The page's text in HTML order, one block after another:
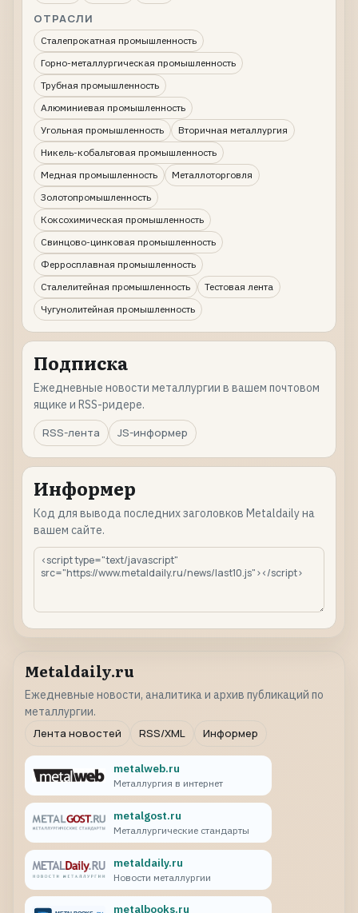
ОТРАСЛИ
Сталепрокатная промышленность
Горно-металлургическая промышленность
Трубная промышленность
Алюминиевая промышленность
Угольная промышленность
Вторичная металлургия
Никель-кобальтовая промышленность
Медная промышленность
Металлоторговля
Золотопромышленность
Коксохимическая промышленность
Свинцово-цинковая промышленность
Ферросплавная промышленность
Сталелитейная промышленность
Тестовая лента
Чугунолитейная промышленность
Подписка
Ежедневные новости металлургии в вашем почтовом
ящике и RSS-ридере.
RSS-лента
JS-информер
Информер
Код для вывода последних заголовков Metaldaily на
вашем сайте.
Metaldaily.ru
Ежедневные новости, аналитика и архив публикаций по
металлургии.
Лента новостей
RSS/XML Информер
metalweb.ru
Металлургия в интернет
metalgost.ru
Металлургические стандарты
metaldaily.ru
Новости металлургии
metalbooks.ru